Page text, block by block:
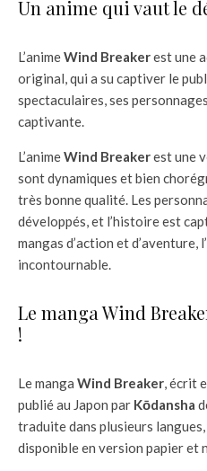
Un anime qui vaut le
L’animeWind Breakerest une
original, qui a su captiver le
spectaculaires, ses
captivante.
L’animeWind Breakerest une
sont dynamiques et bien
très bonne qualité. Les
développés, et l’histoire est
mangas d’action et d’aventure,
incontournable.
Le manga Wind
!
Le manga Wind Breaker, écrit
publié au Japon par Kōdansha
traduite dans plusieurs
disponible en version papier et